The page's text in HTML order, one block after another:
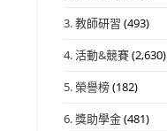
3. 教師研習 (493)
4. 活動&競賽(2,630)
5. 榮譽榜(182)
6. 獎助學金(481)